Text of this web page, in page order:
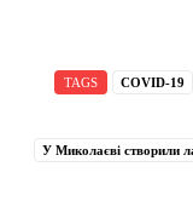
TAGS COVID-19
У Миколаєві створили